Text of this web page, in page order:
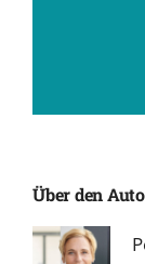
Über den